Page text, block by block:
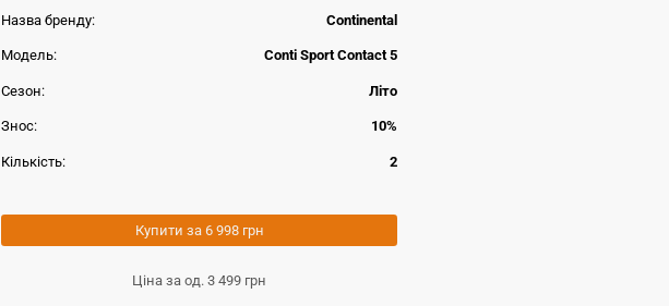
Назва бренду: Continental
Модель: Conti Sport Contact 5
Сезон: Літо
Знос: 10%
Кількість: 2
Купити за 6 998 грн
Ціна за од.3 499 грн